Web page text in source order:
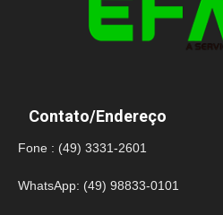
Contato/Endereço
Fone : (49) 3331-2601
WhatsApp: (49) 98833-0101